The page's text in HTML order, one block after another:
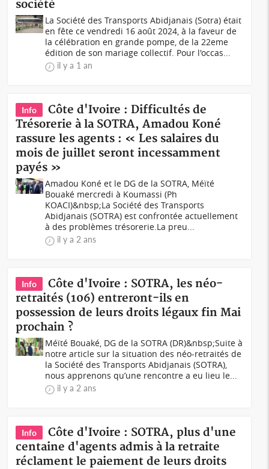
société
La Société des Transports Abidjanais (Sotra) était
en fête ce vendredi 16 août 2024, à la faveur de
la célébration en grande pompe, de la 22eme
édition de son mariage collectif. Pour l'occas...
il y a 1 an
Info
Côte d'Ivoire : Difficultés de
Trésorerie à la SOTRA, Amadou Koné
rassure les agents : « Les salaires du
mois de juillet seront incessamment
payés »
Amadou Koné et le DG de la SOTRA, Méïté
Bouaké mercredi à Koumassi (Ph
KOACI)&nbsp;La Société des Transports
Abidjanais (SOTRA) est confrontée actuellement
à des problèmes trésorerie.La preu...
il y a 2 ans
Info
Côte d'Ivoire : SOTRA, les néo-
retraités (106) entreront-ils en
possession de leurs droits légaux fin Mai
prochain ?
Méïté Bouaké, DG de la SOTRA (DR)&nbsp;Suite à
notre article sur la situation des néo-retraités de
la Société des Transports Abidjanais (SOTRA),
nous apprenons qu’une rencontre a eu lieu le...
il y a 2 ans
Info
Côte d'Ivoire : SOTRA, plus d'une
centaine d'agents admis à la retraite
réclament le paiement de leurs droits